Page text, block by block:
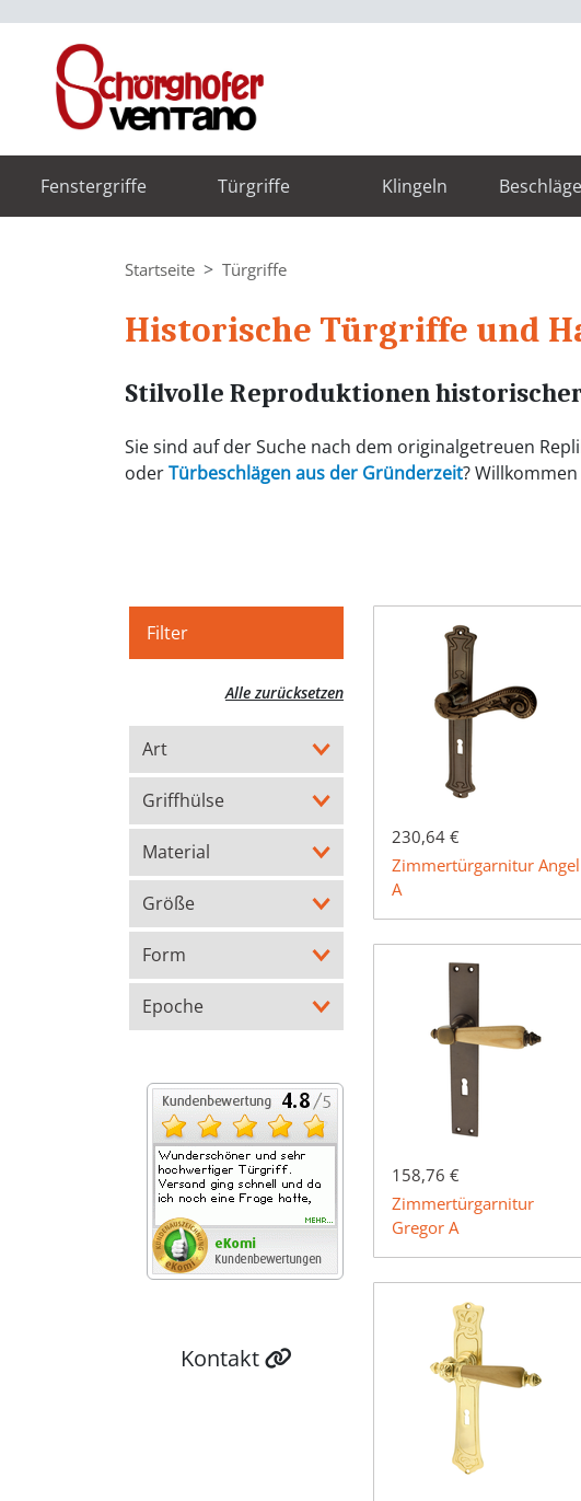
Fenstergriffe Türgriffe Klingeln
Startseite Türgriffe
Historische Türgriffe und
Stilvolle Reproduktionen
Sie sind auf der Suche nach dem originalgetreuen
oderTürbeschlägen aus der Gründerzeit?
Filter
Alle zurücksetzen
Art
Griffhülse
Material
Größe
Form
Epoche
Kontakt
230,64 €
Zimmertürgarnitur Angel
A
158,76 €
Zimmertürgarnitur
Gregor A